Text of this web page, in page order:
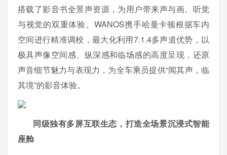
搭载了影音书全景声资源，为用户带来声与画、听觉
与视觉的双重体验。WANOS携手哈曼卡顿根据车内
空间进行精准调校，最大化利用7.1.4多声道优势，以
极具声像空间感、纵深感和临场感的高度呈现，还原
声音细节魅力与表现力，为全车乘员提供“闻其声，临
其境”的影音体验。
同级独有多屏互联生态，打造全场景沉浸式智能
座舱